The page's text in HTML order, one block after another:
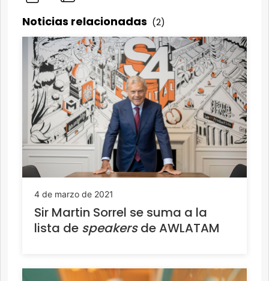
Noticias relacionadas (2)
4 de marzo de 2021
Sir Martin Sorrel se suma a la
lista de speakersde AWLATAM